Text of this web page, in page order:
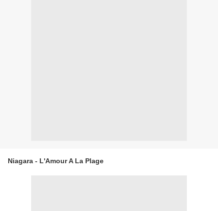
Niagara - L'Amour A La Plage